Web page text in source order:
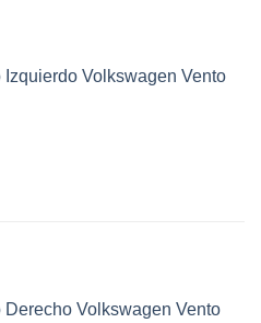
Izquierdo Volkswagen Vento
Derecho Volkswagen Vento